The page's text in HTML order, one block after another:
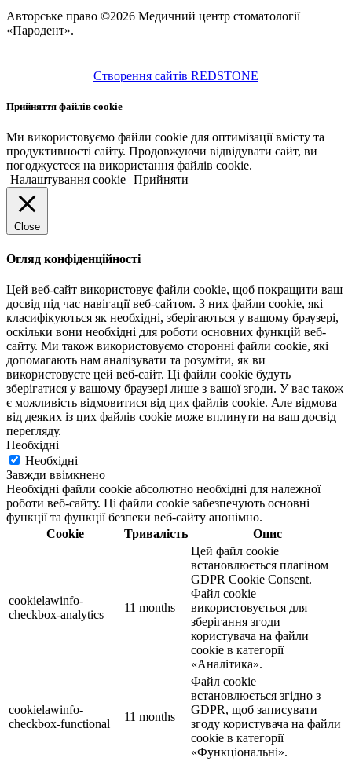
Авторське право ©2026 Медичний центр стоматології
«Пародент».
Створення сайтів REDSTONE
Прийняття файлів cookie
Ми використовуємо файли cookie для оптимізації вмісту та
продуктивності сайту. Продовжуючи відвідувати сайт, ви
погоджуєтеся на використання файлів cookie.
Налаштування cookie Прийняти
Close
Огляд конфіденційності
Цей веб-сайт використовує файли cookie, щоб покращити ваш
досвід під час навігації веб-сайтом. З них файли cookie, які
класифікуються як необхідні, зберігаються у вашому браузері,
оскільки вони необхідні для роботи основних функцій веб-
сайту. Ми також використовуємо сторонні файли cookie, які
допомагають нам аналізувати та розуміти, як ви
використовуєте цей веб-сайт. Ці файли cookie будуть
зберігатися у вашому браузері лише з вашої згоди. У вас також
є можливість відмовитися від цих файлів cookie. Але відмова
від деяких із цих файлів cookie може вплинути на ваш досвід
перегляду.
Необхідні
Необхідні
Завжди ввімкнено
Необхідні файли cookie абсолютно необхідні для належної
роботи веб-сайту. Ці файли cookie забезпечують основні
функції та функції безпеки веб-сайту анонімно.
Cookie
Тривалість Опис
cookielawinfo-
checkbox-analytics
11 months
Цей файл cookie
встановлюється плагіном
GDPR Cookie Consent.
Файл cookie
використовується для
зберігання згоди
користувача на файли
cookie в категорії
«Аналітика».
cookielawinfo-
checkbox-functional
11 months
Файл cookie
встановлюється згідно з
GDPR, щоб записувати
згоду користувача на файли
cookie в категорії
«Функціональні».